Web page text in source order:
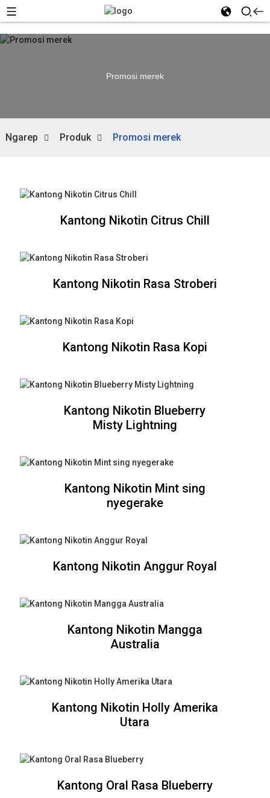
Promosi merek
Ngarep Produk Promosi merek
Kantong Nikotin Citrus Chill
Kantong Nikotin Rasa Stroberi
Kantong Nikotin Rasa Kopi
Kantong Nikotin Blueberry
Misty Lightning
Kantong Nikotin Mint sing
nyegerake
Kantong Nikotin Anggur Royal
Kantong Nikotin Mangga
Australia
Kantong Nikotin Holly Amerika
Utara
Kantong Oral Rasa Blueberry